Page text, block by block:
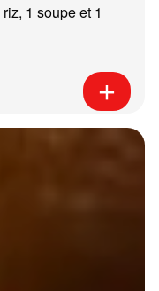
1 soupe et 1